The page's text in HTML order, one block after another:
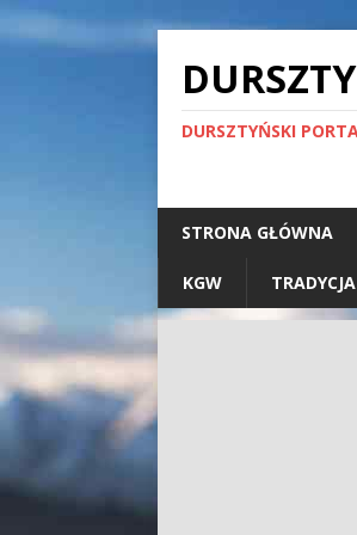
DURSZTYŃSKI
STRONA GŁÓWNA
KGW TRADYCJA